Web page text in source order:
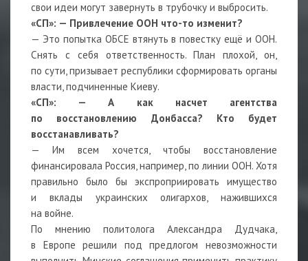
свои идеи могут завернуть в трубочку и выбросить.
«СП»: — Привлечение ООН что-то изменит?
— Это попытка ОБСЕ втянуть в повестку ещё и ООН.
Снять с себя ответственность. План плохой, он,
по сути, призывает республики сформировать органы
власти, подчиненные Киеву.
«СП»: —А как насчет агентства
по восстановлению Донбасса? Кто будет
восстанавливать?
— Им всем хочется, чтобы восстановление
финансировала Россия, например, по линии ООН. Хотя
правильно было бы экспроприировать имущество
и вклады украинских олигархов, нажившихся
на войне.
По мнению политолога Александра Дудчака,
в Европе решили под предлогом невозможности